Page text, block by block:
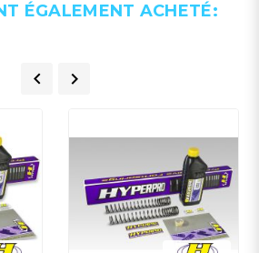
ÉGALEMENT ACHETÉ:
 